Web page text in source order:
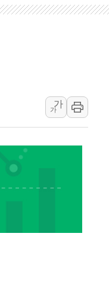
장 전 특징주...모더나·아
리뷰, 미 주가선물 AI주 차
중동 긴장 완화에 실적 호조
점 드론으로 우크라 민간인
] 지수 하락 속 'DGC' 임시
' 다이먼 "금융시장 레버리
색공장서 화재 1명 중상…대
부 장관 "주 52시간 손봐야,
창설 80주년…지역과 함께하
산서 동해로 단거리 탄도미
전술, 중남미 콜롬비아에
오산기지 누출, 백린 아닌 무
가
가